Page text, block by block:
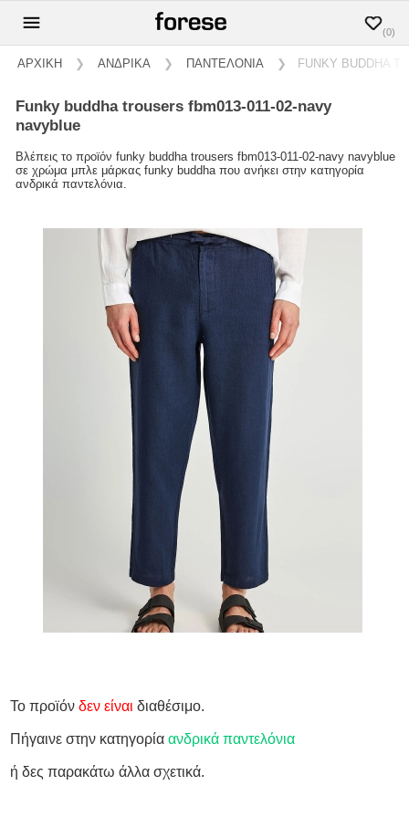
(0)
ΑΡΧΙΚΗ ❯ ΑΝΔΡΙΚΑ ❯ ΠΑΝΤΕΛΟΝΙΑ ❯ FUNKY BUDDHA
funky buddha trousers fbm013-011-02-navy
navyblue
Βλέπεις το προϊόν funky buddha trousers fbm013-011-02-navy navyblue
σε χρώμα μπλε μάρκας funky buddha που ανήκει στην κατηγορία
ανδρικά παντελόνια.
Το προϊόν δεν είναι διαθέσιμο.
Πήγαινε στην κατηγορία ανδρικά παντελόνια
ή δες παρακάτω άλλα σχετικά.